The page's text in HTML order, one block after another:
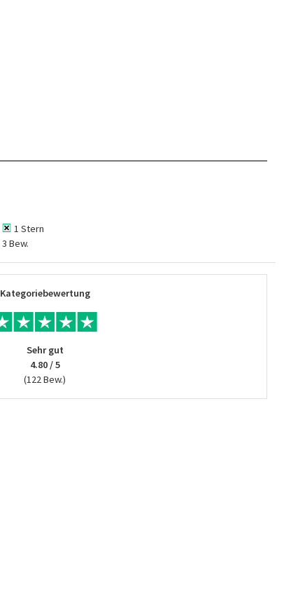
1 Stern
3 Bew.
Kategoriebewertung
Sehr gut
4.80 / 5
(122 Bew.)